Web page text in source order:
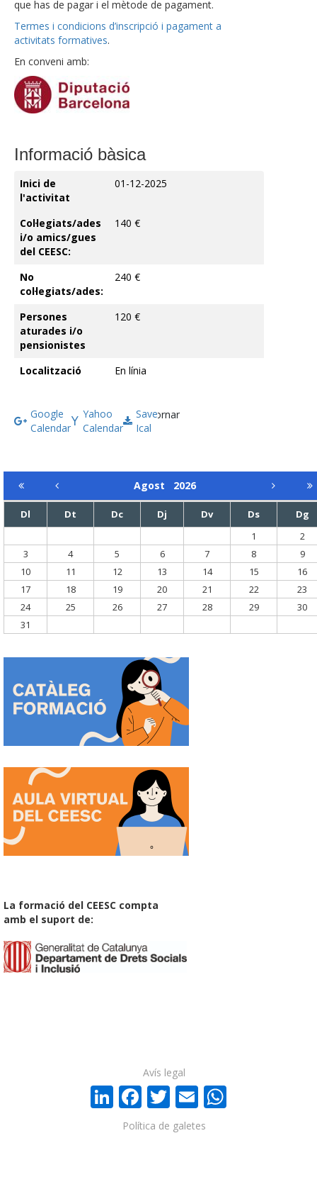
que has de pagar i el mètode de pagament.
Termes i condicions d’inscripció i pagament a
activitats formatives.
En conveni amb:
Informació bàsica
Inici de
l'activitat
01-12-2025
Col·legiats/ades
i/o amics/gues
del CEESC:
140 €
No
col·legiats/ades:
240 €
Persones
aturades i/o
pensionistes
120 €
Localització En línia
Google
Calendar
Yahoo
Calendar
Save
Ical
Tornar
Agost 2026
Dl Dt Dc Dj Dv Ds
Dg
1
2
3
4 5 6 7 8
9
10
11 12 13 14 15
16
17
18 19 20 21 22
23
24
25 26 27 28 29
30
31
La formació del CEESC compta
amb el suport de:
LinkedIn
Facebook
Twitter
Email
Política de galetes
Avís legal